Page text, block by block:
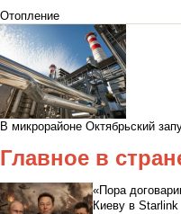
Отопление
В микрорайоне Октябрьский
Главное в
«Пора
Киеву в Starlink